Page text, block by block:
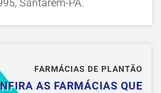
Santarém-PA.
FARMÁCIAS DE PLANTÃO
AS FARMÁCIAS QUE